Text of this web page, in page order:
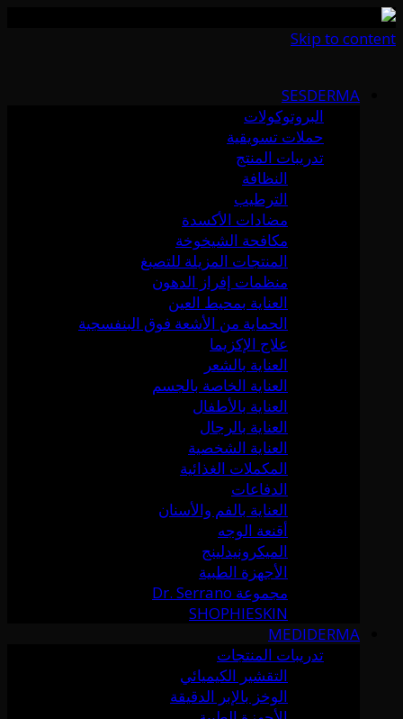
Skip to content
SESDERMA
البروتوكولات
حملات تسويقية
تدريبات المنتج
النظافة
الترطيب
مضادات الأكسدة
مكافحة الشيخوخة
المنتجات المزيلة للتصبغ
منظمات إفراز الدهون
العناية بمحيط العين
الحماية من الأشعة فوق البنفسجية
علاج الإكزيما
العناية بالشعر
العناية الخاصة بالجسم
العناية بالأطفال
العناية بالرجال
العناية الشخصية
المكملات الغذائية
الدفاعات
العناية بالفم والأسنان
أقنعة الوجه
الميكرونيدلينج
الأجهزة الطبية
مجموعة Dr. Serrano
SHOPHIESKIN
MEDIDERMA
تدريبات المنتجات
التقشير الكيميائي
الوخز بالإبر الدقيقة